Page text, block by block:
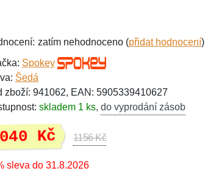
zatím nehodnoceno (přidat hodnocení)
Spokey
Šedá
zboží: 941062, EAN: 5905339410627
skladem 1 ks, do vyprodání zásob
Kč 1156 Kč
sleva do 31.8.2026